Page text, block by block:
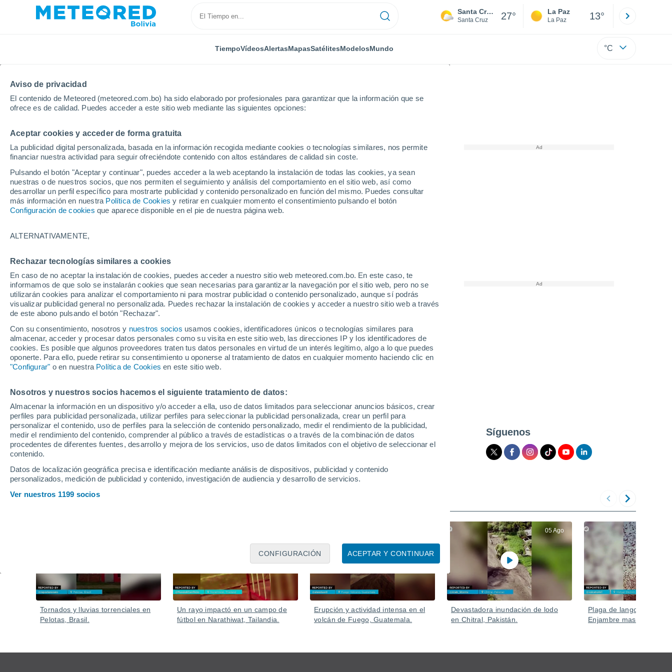
Aviso de privacidad
El contenido de Meteored (meteored.com.bo) ha sido elaborado por profesionales para garantizar que la información que se
ofrece es de calidad. Puedes acceder a este sitio web mediante las siguientes opciones:
Aceptar cookies y acceder de forma gratuita
La publicidad digital personalizada, basada en la información recogida mediante cookies o tecnologías similares, nos permite
financiar nuestra actividad para seguir ofreciéndote contenido con altos estándares de calidad sin coste.
Pulsando el botón "Aceptar y continuar", puedes acceder a la web aceptando la instalación de todas las cookies, ya sean
nuestras o de nuestros socios, que nos permiten el seguimiento y análisis del comportamiento en el sitio web, así como
desarrollar un perfil específico para mostrarte publicidad y contenido personalizado en función del mismo. Puedes consultar
más información en nuestra Política de Cookies y retirar en cualquier momento el consentimiento pulsando el botón
Configuración de cookies que aparece disponible en el pie de nuestra página web.
ALTERNATIVAMENTE,
Rechazar tecnologías similares a cookies
En caso de no aceptar la instalación de cookies, puedes acceder a nuestro sitio web meteored.com.bo. En este caso, te
informamos de que solo se instalarán cookies que sean necesarias para garantizar la navegación por el sitio web, pero no se
utilizarán cookies para analizar el comportamiento ni para mostrar publicidad o contenido personalizado, aunque sí podrás
visualizar publicidad general no personalizada. Puedes rechazar la instalación de cookies y acceder a nuestro sitio web a través
de este abono pulsando el botón "Rechazar".
Con su consentimiento, nosotros y nuestros socios usamos cookies, identificadores únicos o tecnologías similares para
almacenar, acceder y procesar datos personales como su visita en este sitio web, las direcciones IP y los identificadores de
cookies. Es posible que algunos proveedores traten tus datos personales en virtud de un interés legítimo, algo a lo que puedes
oponerte. Para ello, puede retirar su consentimiento u oponerse al tratamiento de datos en cualquier momento haciendo clic en
"Configurar" o en nuestra Política de Cookies en este sitio web.
Nosotros y nuestros socios hacemos el siguiente tratamiento de datos:
Almacenar la información en un dispositivo y/o acceder a ella, uso de datos limitados para seleccionar anuncios básicos, crear
perfiles para publicidad personalizada, utilizar perfiles para seleccionar la publicidad personalizada, crear un perfil para
personalizar el contenido, uso de perfiles para la selección de contenido personalizado, medir el rendimiento de la publicidad,
medir el rendimiento del contenido, comprender al público a través de estadísticas o a través de la combinación de datos
procedentes de diferentes fuentes, desarrollo y mejora de los servicios, uso de datos limitados con el objetivo de seleccionar el
contenido.
Datos de localización geográfica precisa e identificación mediante análisis de dispositivos, publicidad y contenido
personalizados, medición de publicidad y contenido, investigación de audiencia y desarrollo de servicios.
Ver nuestros 1199 socios
ACEPTAR Y CONTINUAR
CONFIGURACIÓN
Santa Cruz de la Sierra
Santa Cruz 27° La Paz
La Paz 13°
TiempoVídeosAlertasMapasSatélitesModelosMundo °C
Inicio Vídeos ¡Un gran incendio forestal calcina varias aldeas en Geyve, Turquía! Los fuertes vientos han propagado rápidamente el fuego
¡Un gran incendio forestal calcina varias aldeas
en Geyve, Turquía! Los fuertes vientos han
propagado rápidamente el fuego
Las llamas han arrasado extensas áreas de vegetación, amenazando zonas habitadas y obligando a evacuar a
Síguenos
Vídeos
Tornados y lluvias torrenciales en
Pelotas, Brasil.
Un rayo impactó en un campo de
fútbol en Narathiwat, Tailandia.
Erupción y actividad intensa en el
volcán de Fuego, Guatemala.
05 Ago
Devastadora inundación de lodo
en Chitral, Pakistán.
Plaga de langostas en
Enjambre masivo en